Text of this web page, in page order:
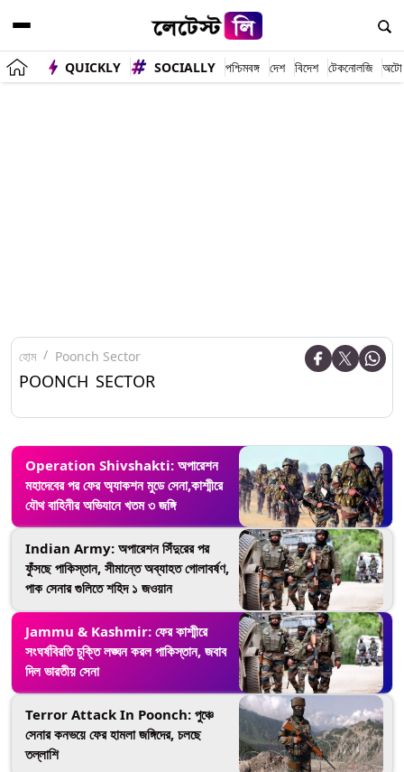
QUICKLY SOCIALLY পশ্চিমবঙ্গ দেশ বিদেশ টেকনোলজি অটো
হোম Poonch Sector
POONCH SECTOR
Operation Shivshakti: অপারেশন
মহাদেবের পর ফের অ্যাকশন মুডে সেনা,কাশ্মীরে
যৌথ বাহিনীর অভিযানে খতম ৩ জঙ্গি
Indian Army: অপারেশন সিঁদুরের পর
ফুঁসছে পাকিস্তান, সীমান্তে অব্যাহত গোলাবর্ষণ,
পাক সেনার গুলিতে শহিদ ১ জওয়ান
Jammu & Kashmir: ফের কাশ্মীরে
সংঘর্ষবিরতি চুক্তি লঙ্ঘন করল পাকিস্তান, জবাব
দিল ভারতীয় সেনা
Terror Attack In Poonch: পুঞ্চে
সেনার কনভয়ে ফের হামলা জঙ্গিদের, চলছে
তল্লাশি